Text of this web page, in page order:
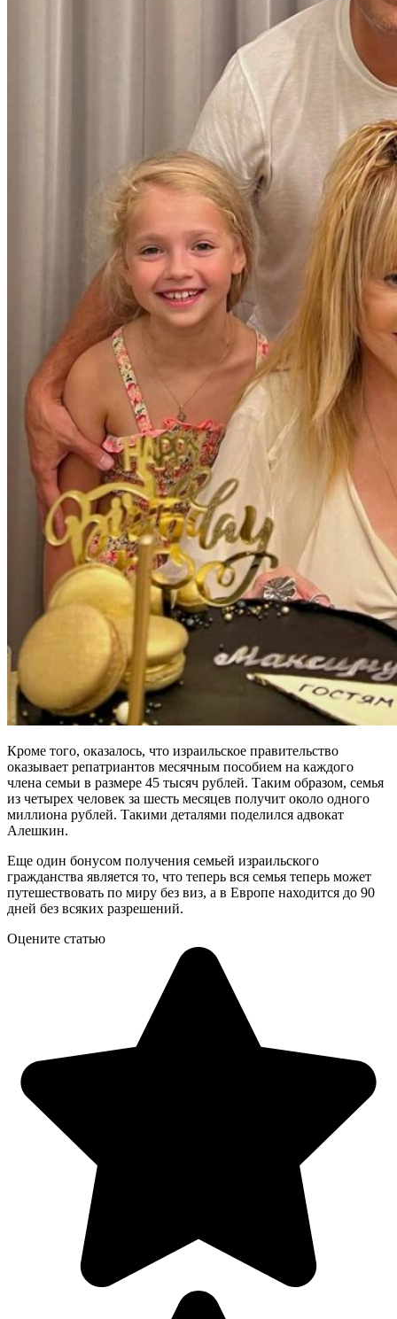
Кроме того, оказалось, что израильское правительство
оказывает репатриантов месячным пособием на каждого
члена семьи в размере 45 тысяч рублей. Таким образом, семья
из четырех человек за шесть месяцев получит около одного
миллиона рублей. Такими деталями поделился адвокат
Алешкин.
Еще один бонусом получения семьей израильского
гражданства является то, что теперь вся семья теперь может
путешествовать по миру без виз, а в Европе находится до 90
дней без всяких разрешений.
Оцените статью